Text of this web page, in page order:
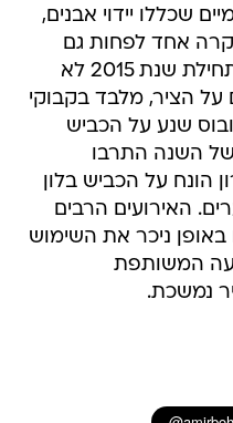
שכללו יידוי אבנים,
אחד לפחות גם
הונח בשטחו מטען חבלה. בתחילת שנת 2015 לא
על הציר, מלבד בקבוקי
שנע על הכביש
השנה התרבו
הונח על הכביש בלון
האירועים הרבים
באופן ניכר את השימוש
המשותפת
נמשכת.